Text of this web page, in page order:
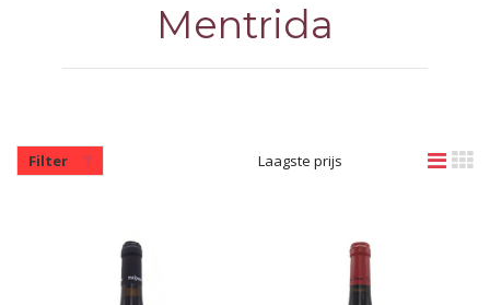
Mentrida
Filter Laagste prijs